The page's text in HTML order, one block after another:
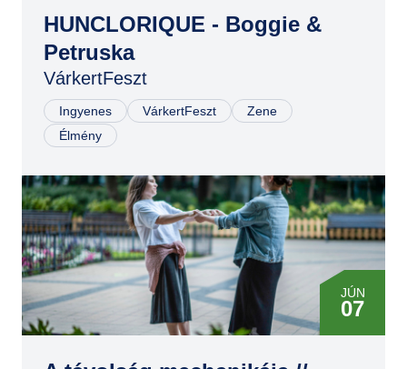
HUNCLORIQUE - Boggie &
Petruska
VárkertFeszt
Ingyenes VárkertFeszt
Zene
Élmény
JÚN
07